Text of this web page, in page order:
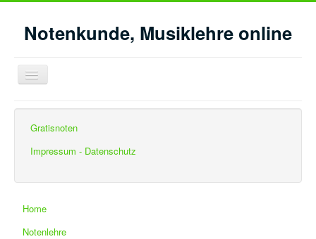
Notenkunde, Musiklehre online
Navigation
an/aus
Gehörbildung Intervalle - Feinbestimmung
Gratisnoten
Impressum - Datenschutz
Home
Notenlehre